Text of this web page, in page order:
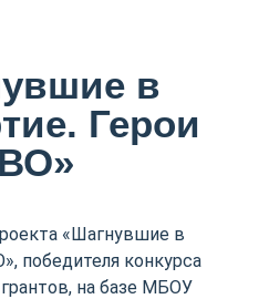
в
Герои
«Шагнувшие в
победителя конкурса
на базе МБОУ